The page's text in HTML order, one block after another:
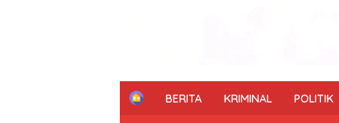
H
BERITA KRIMINAL POLITIK